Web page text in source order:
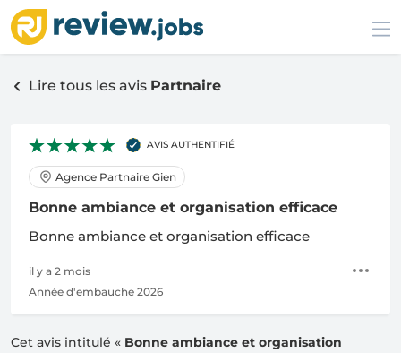
Lire tous les avis Partnaire
AVIS AUTHENTIFIÉ
Agence Partnaire Gien
Bonne ambiance et organisation efficace
Bonne ambiance et organisation efficace
il y a 2 mois
Année d'embauche 2026
Cet avis intitulé « Bonne ambiance et organisation